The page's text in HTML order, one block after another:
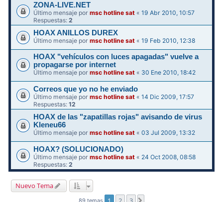
ZONA-LIVE.NET
Último mensaje pormsc hotline sat «19 Abr 2010, 10:57
Respuestas:2
HOAX ANILLOS DUREX
Último mensaje pormsc hotline sat «19 Feb 2010, 12:38
HOAX "vehículos con luces apagadas" vuelve a
propagarse por internet
Último mensaje pormsc hotline sat « 30 Ene 2010, 18:42
Correos que yo no he enviado
Último mensaje pormsc hotline sat «14 Dic 2009, 17:57
Respuestas:12
HOAX de las "zapatillas rojas" avisando de virus
Kleneu66
Último mensaje pormsc hotline sat «03 Jul 2009, 13:32
HOAX? (SOLUCIONADO)
Último mensaje pormsc hotline sat « 24 Oct 2008, 08:58
Respuestas:2
Nuevo Tema
89 temas